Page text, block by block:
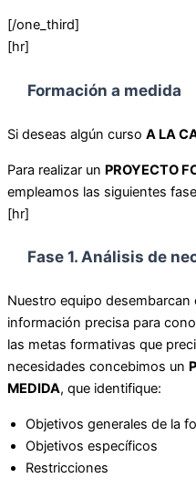
[/one_third]
[hr]
Formación a medida
Si deseas algún curso A LA
Para realizar un PROYECTO
empleamos las siguientes
[hr]
Fase 1. Análisis de
Nuestro equipo
información precisa para
las metas formativas que
necesidades concebimos un
MEDIDA, que identifique:
Objetivos generales de la
Objetivos específicos
Restricciones